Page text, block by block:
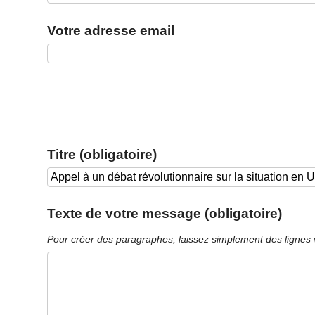
Votre adresse email
Titre (obligatoire)
Texte de votre message (obligatoire)
Pour créer des paragraphes, laissez simplement des lignes